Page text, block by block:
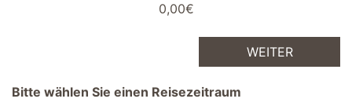
0,00€
WEITER
Bitte wählen Sie einen Reisezeitraum